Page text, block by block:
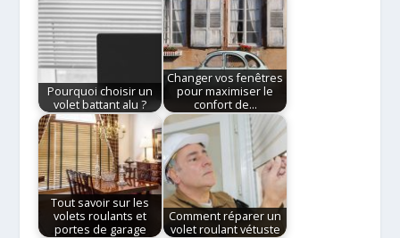
Pourquoi choisir un
volet battant alu ?
Changer vos fenêtres
pour maximiser le
confort de…
Tout savoir sur les
volets roulants et
portes de garage
Comment réparer un
volet roulant vétuste